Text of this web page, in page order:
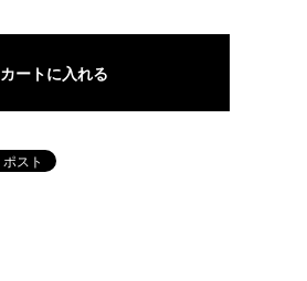
カートに入れる